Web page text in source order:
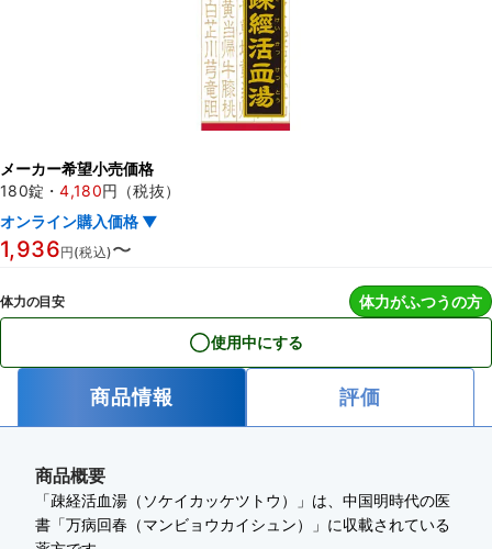
メーカー希望小売価格
180錠 ・4,180円（税抜）
オンライン購入価格 ▼
1,936円(税込)〜
体力の目安 体力がふつうの方
使用中にする
商品情報 評価
商品概要
「疎経活血湯（ソケイカッケツトウ）」は、中国明時代の医
書「万病回春（マンビョウカイシュン）」に収載されている